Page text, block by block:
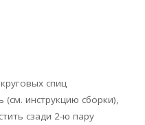
спиц
инструкцию сборки),
сзади 2-ю пару